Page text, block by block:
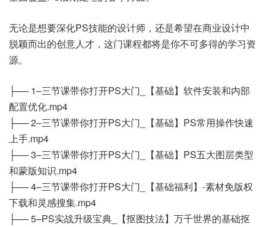
无论是想要深化PS技能的设计师，还是希望在商业设计中
脱颖而出的创意人才，这门课程都将是你不可多得的学习资
源。
├── 1–三节课带你打开PS大门_【基础】软件安装和内部
配置优化.mp4
├── 2–三节课带你打开PS大门_【基础】PS常用操作快速
上手.mp4
├── 3–三节课带你打开PS大门_【基础】PS五大图层类型
和蒙版知识.mp4
├── 4–三节课带你打开PS大门_【基础福利】-素材免版权
下载和灵感搜集.mp4
├── 5–PS实战升级宝典_【抠图技法】万千世界的基础抠